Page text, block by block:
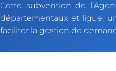
Cette subvention de
départementaux et ligue,
faciliter la gestion de